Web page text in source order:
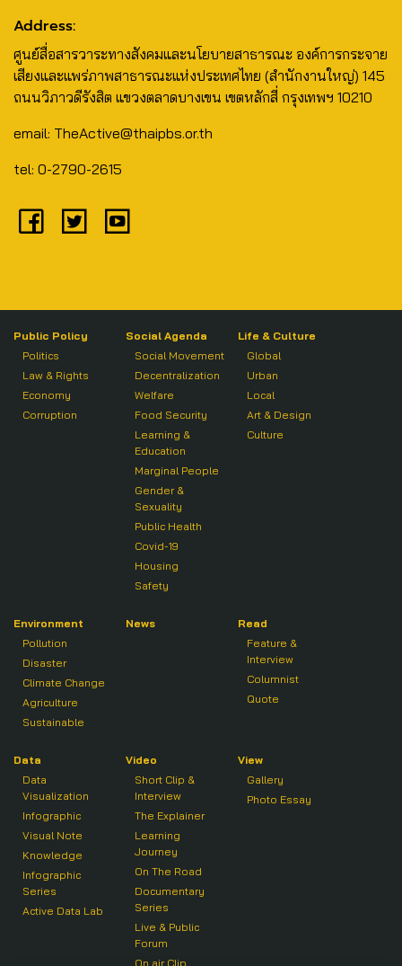
Address:
ศูนย์สื่อสารวาระทางสังคมและนโยบายสาธารณะ องค์การกระจาย
เสียงและแพร่ภาพสาธารณะแห่งประเทศไทย (สำนักงานใหญ่) 145
ถนนวิภาวดีรังสิต แขวงตลาดบางเขน เขตหลักสี่ กรุงเทพฯ 10210
email: TheActive@thaipbs.or.th
tel: 0-2790-2615
Public Policy
Politics
Law & Rights
Economy
Corruption
Social Agenda
Social Movement
Decentralization
Welfare
Food Security
Learning &
Education
Marginal People
Gender &
Sexuality
Public Health
Covid-19
Housing
Safety
Life & Culture
Global
Urban
Local
Art & Design
Culture
Environment
Pollution
Disaster
Climate Change
Agriculture
Sustainable
News
Read
Feature &
Interview
Columnist
Quote
Data
Data
Visualization
Infographic
Visual Note
Knowledge
Infographic
Series
Active Data Lab
Video
Short Clip &
Interview
The Explainer
Learning
Journey
On The Road
Documentary
Series
Live & Public
Forum
On air Clip
View
Gallery
Photo Essay